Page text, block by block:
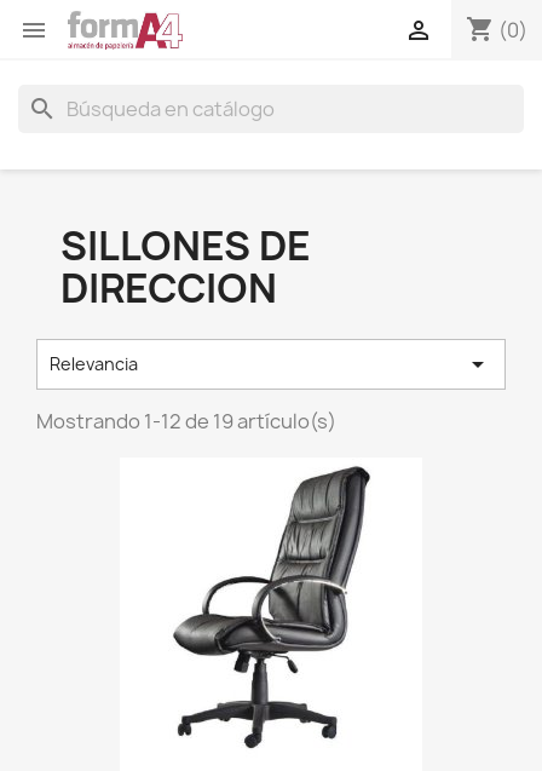
 shopping_cart (0)

search
SILLONES DE
DIRECCION
Relevancia 
Mostrando 1-12 de 19 artículo(s)